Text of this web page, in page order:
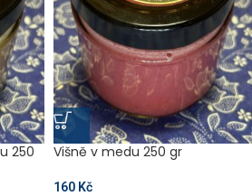
250
Višně v medu 250 gr
160 Kč